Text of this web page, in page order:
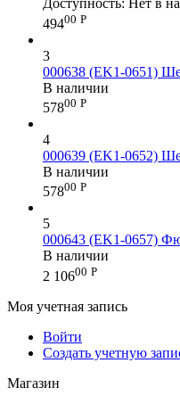
Доступность: Нет в
49400 Р
3
000638 (EK1-0651)
В наличии
57800 Р
4
000639 (EK1-0652)
В наличии
57800 Р
5
000643 (EK1-0657)
В наличии
2 10600 Р
Моя учетная запись
Войти
Создать учетную
Магазин